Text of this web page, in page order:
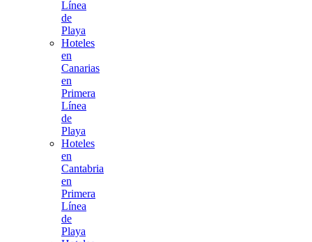
Línea
de
Playa
Hoteles
en
Canarias
en
Primera
Línea
de
Playa
Hoteles
en
Cantabria
en
Primera
Línea
de
Playa